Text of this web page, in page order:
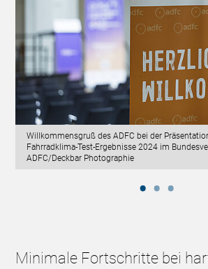
Willkommensgruß des ADFC bei der
Fahrradklima-Test-Ergebnisse 2024 im
ADFC/Deckbar Photographie
Minimale Fortschritte bei